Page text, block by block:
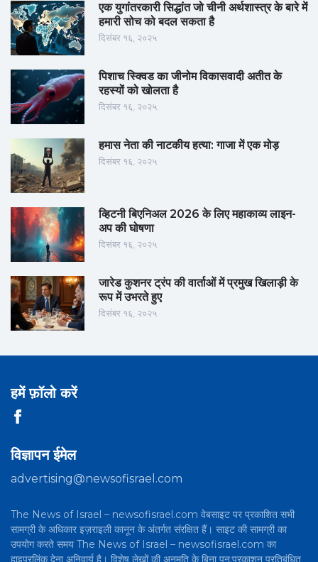
एक युगांतरकारी सिद्धांत जो चीनी अर्थशास्त्र के बारे में
हमारी सोच को बदल सकता है
दिसंबर १६, २०२५
पिशाच स्क्विड का जीनोम विकासवादी अतीत के
रहस्यों को खोलता है
दिसंबर १६, २०२५
हमास नेता की नाटकीय हत्या: गाजा में एक मोड़
दिसंबर १६, २०२५
व्हिटनी बिएनिअल 2026 के लिए महाकाव्य लाइन-
अप की घोषणा
दिसंबर १६, २०२५
जारेड कुशनर ट्रंप की वार्ताओं में प्रमुख खिलाड़ी के
रूप में उभरते हुए
दिसंबर १६, २०२५
हमें फ़ॉलो करें
विज्ञापन ईमेल
advertising@newsofisrael.com
The News of Israel – newsofisrael.com वेबसाइट पर प्रकाशित सभी
सामग्री के अधिकार इज़राइली कानून के अंतर्गत संरक्षित हैं। साइट की सामग्री का
उपयोग करते समय The News of Israel – newsofisrael.com का
हाइपरलिंक देना अनिवार्य है। विशेष लेखों की अनुमति के बिना पुन:प्रकाशन प्रतिबंधित